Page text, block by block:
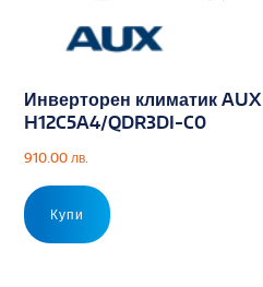
Инверторен климатик
H12C5A4/QDR3DI-C0
910.00 лв.
Купи